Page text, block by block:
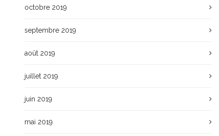
octobre 2019
septembre 2019
août 2019
juillet 2019
juin 2019
mai 2019